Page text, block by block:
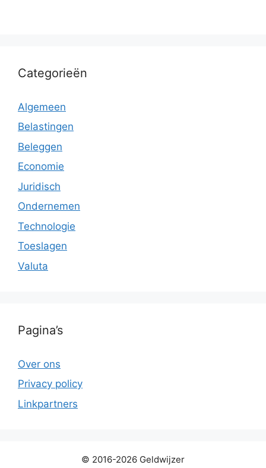
Categorieën
Algemeen
Belastingen
Beleggen
Economie
Juridisch
Ondernemen
Technologie
Toeslagen
Valuta
Pagina’s
Over ons
Privacy policy
Linkpartners
© 2016-2026 Geldwijzer